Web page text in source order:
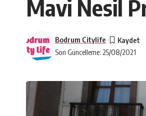
Mavi Nesil
Son Güncelleme: 25/08/2021
Bodrum Citylife